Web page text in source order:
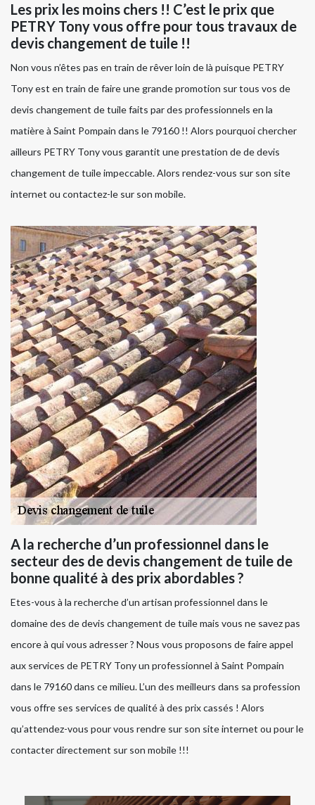
Les prix les moins chers !! C’est le prix que
PETRY Tony vous offre pour tous travaux de
devis changement de tuile !!
Non vous n’êtes pas en train de rêver loin de là puisque PETRY
Tony est en train de faire une grande promotion sur tous vos de
devis changement de tuile faits par des professionnels en la
matière à Saint Pompain dans le 79160 !! Alors pourquoi chercher
ailleurs PETRY Tony vous garantit une prestation de de devis
changement de tuile impeccable. Alors rendez-vous sur son site
internet ou contactez-le sur son mobile.
A la recherche d’un professionnel dans le
secteur des de devis changement de tuile de
bonne qualité à des prix abordables ?
Etes-vous à la recherche d’un artisan professionnel dans le
domaine des de devis changement de tuile mais vous ne savez pas
encore à qui vous adresser ? Nous vous proposons de faire appel
aux services de PETRY Tony un professionnel à Saint Pompain
dans le 79160 dans ce milieu. L’un des meilleurs dans sa profession
vous offre ses services de qualité à des prix cassés ! Alors
qu’attendez-vous pour vous rendre sur son site internet ou pour le
contacter directement sur son mobile !!!